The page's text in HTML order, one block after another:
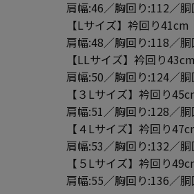
肩幅:46／胸回り:112／
【Lサイズ】衿回り41cm
肩幅:48／胸回り:118／
【LLサイズ】衿回り43cm
肩幅:50／胸回り:124／
【３Lサイズ】衿回り
肩幅:51／胸回り:128／
【４Lサイズ】衿回り
肩幅:53／胸回り:132／
【５Lサイズ】衿回り
肩幅:55／胸回り:136／